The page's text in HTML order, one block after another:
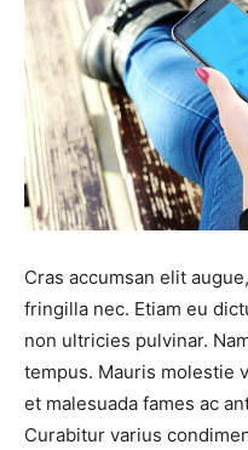
Cras accumsan elit
fringilla nec. Etiam eu
non ultricies pulvinar.
tempus. Mauris molestie
et malesuada fames ac
Curabitur varius